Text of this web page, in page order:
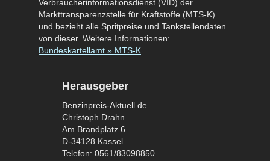
Verbraucherinformationsdienst (VID) der
Markttransparenzstelle für Kraftstoffe (MTS-K)
und bezieht alle Spritpreise und Tankstellendaten
von dieser. Weitere Informationen:
Bundeskartellamt » MTS-K
Herausgeber
Benzinpreis-Aktuell.de
Christoph Drahn
Am Brandplatz 6
D-34128 Kassel
Telefon: 0561/83098850